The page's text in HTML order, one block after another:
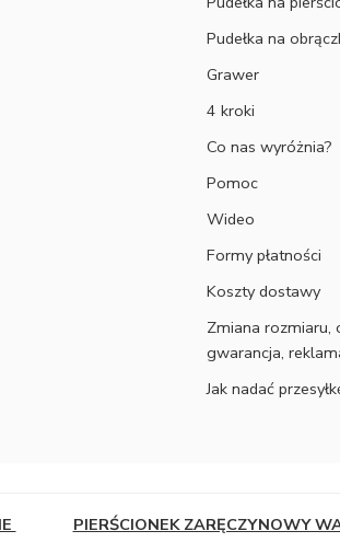
Pudełka na
Grawer
4 kroki
Co nas wyróżnia?
Pomoc
Wideo
Formy płatności
Koszty dostawy
Zmiana rozmiaru,
gwarancja,
Jak nadać
PIERŚCIONEK ZARĘCZYNOWY